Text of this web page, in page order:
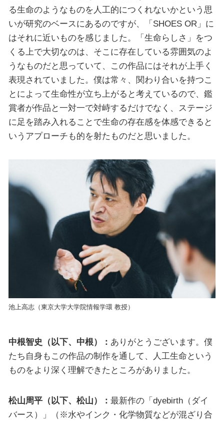
る生命のようなものを人工的につくれないかという思
いが研究のベースにあるのですが、「SHOES OR」に
はそれに近いものを感じました。「生命らしさ」をつ
くる上で大切なのは、そこに存在している雰囲気のよ
うなものだと思っていて、この作品にはそれが上手く
表現されていました。僕は常々、関わり合いを持つこ
とによって生命性が立ち上がると考えているので、鑑
賞者が作品と一対一で対峙するだけでなく、ステージ
に足を踏み入れることで生命の存在感を体感できると
いうアプローチも的を射たものだと思いました。
池上高志（東京大学大学院情報学環 教授）
中根智史（以下、中根）： ありがとうございます。僕
たち自身もこの作品の制作を通して、人工生命という
ものをより深く理解できたところがありました。
松山周平（以下、松山）： 最新作の「dyebirth（ダイ
バース）」（※水やインク・化学物質などが混ざり合